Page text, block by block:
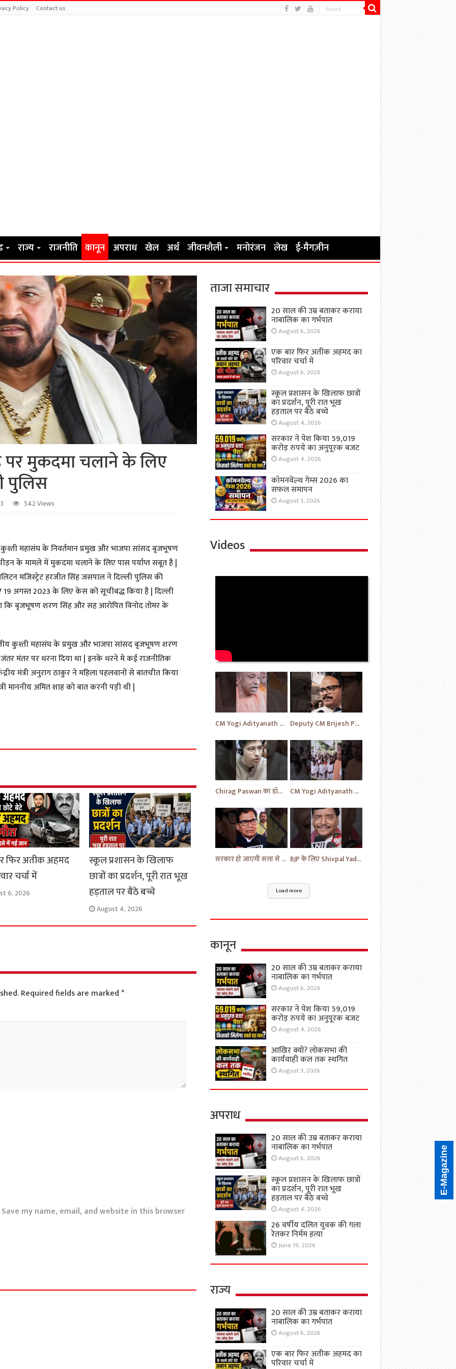
Policy Contact us
राज्य राजनीति कानून अपराध खेल अर्थ जीवनशैली मनोरंजन लेख ई-मैगज़ीन
मुकदमा चलाने के लिए
पुलिस
542 Views
कुश्ती महासंघ के निवर्तमान प्रमुख और भाजपा सांसद बृजभूषण
के मामले में मुकदमा चलाने के लिए पास पर्याप्त सबूत है |
मजिस्ट्रेट हरजीत सिंह जसपाल ने दिल्ली पुलिस की
अगस्त 2023 के लिए केस को सूचीबद्ध किया है | दिल्ली
कि बृजभूषण शरण सिंह और सह आरोपित विनोद तोमर के
कुश्ती महासंघ के प्रमुख और भाजपा सांसद बृजभूषण शरण
मंतर पर धरना दिया था | इनके धरने मे कई राजनीतिक
मंत्री अनुराग ठाकुर ने महिला पहलवानों से बातचीत किया
माननीय अमित शाह को बात करनी पड़ी थी |
फिर अतीक अहमद
चर्चा में
6, 2026
स्कूल प्रशासन के खिलाफ
छात्रों का प्रदर्शन, पूरी रात भूख
हड़ताल पर बैठे बच्चे
August 4, 2026
Required fields are marked*
Save my name, email, and website in this browser
ताजा समाचार
20 साल की उम्र बताकर कराया
नाबालिक का गर्भपात
August 6, 2026
एक बार फिर अतीक अहमद का
परिवार चर्चा में
August 6, 2026
स्कूल प्रशासन के खिलाफ छात्रों
का प्रदर्शन, पूरी रात भूख
हड़ताल पर बैठे बच्चे
August 4, 2026
सरकार ने पेश किया 59,019
करोड़ रुपये का अनुपूरक बजट
August 4, 2026
कॉमनवेल्थ गेम्स 2026 का
सफल समापन
August 3, 2026
Videos
CM Yogi Adityanath का विपक्ष की खोली पोल | News | BJP News | #shorts #yt #news #ytshorts Deputy CM Brijesh Pathak ने दी MP Uma Shankar के लिए की प्रार्थना | Uttar Pradesh News #shorts #yt
Chirag Paswan का डॉक्टरों को लेकर यह सवाल | BJP | BJP News | Parliament | #shorts #ytnewshorts #yt CM Yogi Adityanath ने दी MP Umashankar को श्रद्धांजलि | News in Hindi | News Today | #shorts #yt
सरकार हो जाएगी सत्ता से बेदखल - Ram Gopal | News | Hindi News | News Today | #shorts #ytshorts #yt BJP के लिए Shivpal Yadav Yadav ने लगाया गंभीर आरोप | #samajwadiparty | Akhilesh Yadav | #shorts #yt
Load more
कानून
20 साल की उम्र बताकर कराया
नाबालिक का गर्भपात
August 6, 2026
सरकार ने पेश किया 59,019
करोड़ रुपये का अनुपूरक बजट
August 4, 2026
आखिर क्यों? लोकसभा की
कार्यवाही कल तक स्थगित
August 3, 2026
अपराध
20 साल की उम्र बताकर कराया
नाबालिक का गर्भपात
August 6, 2026
स्कूल प्रशासन के खिलाफ छात्रों
का प्रदर्शन, पूरी रात भूख
हड़ताल पर बैठे बच्चे
August 4, 2026
26 वर्षीय दलित युवक की गला
रेतकर निर्मम हत्या
June 19, 2026
राज्य
20 साल की उम्र बताकर कराया
नाबालिक का गर्भपात
August 6, 2026
एक बार फिर अतीक अहमद का
परिवार चर्चा में
E-Magazine